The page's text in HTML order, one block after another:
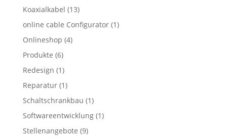
Koaxialkabel (13)
online cable Configurator(1)
Onlineshop (4)
Produkte (6)
Redesign (1)
Reparatur(1)
Schaltschrankbau (1)
Softwareentwicklung(1)
Stellenangebote (9)